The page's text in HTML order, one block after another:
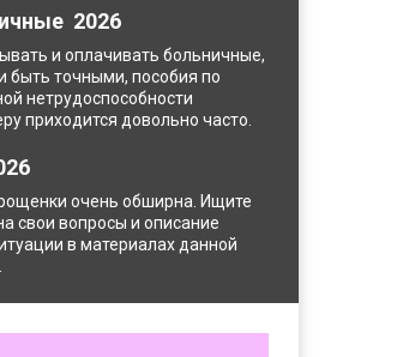
2026
и оплачивать больничные,
быть точными, пособия по
нетрудоспособности
приходится довольно часто.
очень обширна. Ищите
свои вопросы и описание
в материалах данной